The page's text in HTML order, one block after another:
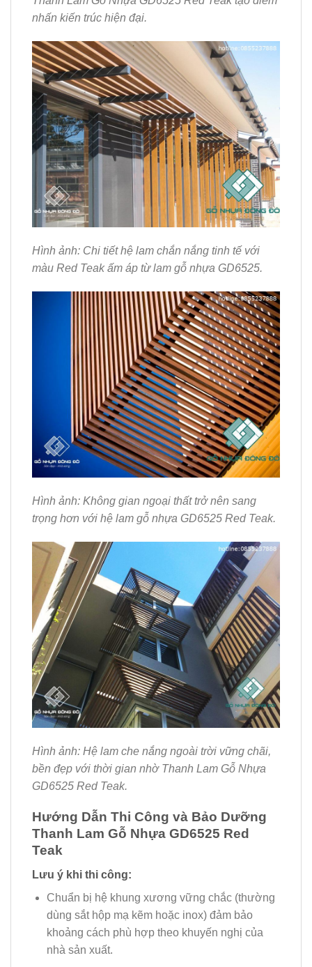
nhấn kiến trúc hiện đại.
Hình ảnh: Chi tiết hệ lam chắn nắng tinh tế với
màu Red Teak ấm áp từ lam gỗ nhựa GD6525.
Hình ảnh: Không gian ngoại thất trở nên sang
trọng hơn với hệ lam gỗ nhựa GD6525 Red Teak.
Hình ảnh: Hệ lam che nắng ngoài trời vững chãi,
bền đẹp với thời gian nhờ Thanh Lam Gỗ Nhựa
GD6525 Red Teak.
Hướng Dẫn Thi Công và Bảo Dưỡng
Thanh Lam Gỗ Nhựa GD6525 Red
Teak
Lưu ý khi thi công:
Chuẩn bị hệ khung xương vững chắc (thường
dùng sắt hộp mạ kẽm hoặc inox) đảm bảo
khoảng cách phù hợp theo khuyến nghị của
nhà sản xuất.